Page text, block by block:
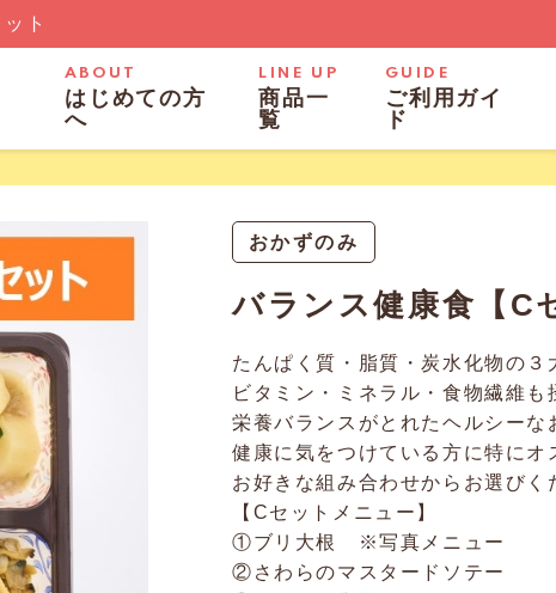
ト
ABOUT
はじめての方
へ
LINE UP
商品一
覧
GUIDE
ご利用ガイ
ド
おかずのみ
バランス健康食【C
たんぱく質・脂質・炭水化物の３
ビタミン・ミネラル・食物繊維も
栄養バランスがとれたヘルシーな
健康に気をつけている方に特にオ
お好きな組み合わせからお選びく
【Cセットメニュー】
①ブリ大根 ※写真メニュー
②さわらのマスタードソテー